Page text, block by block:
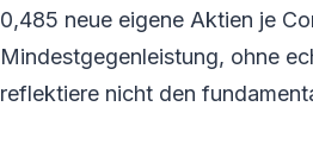
0,485 neue eigene Aktien je
Mindestgegenleistung, ohne
reflektiere nicht den